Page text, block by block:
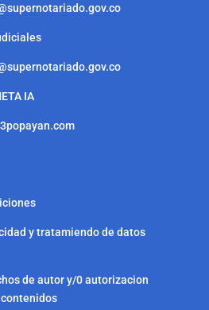
IA
y tratamiendo de datos
de autor y/0 autorizacion